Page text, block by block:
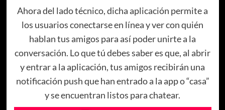
Ahora del lado técnico, dicha aplicación permite a
los usuarios conectarse en línea y ver con quién
hablan tus amigos para así poder unirte a la
conversación. Lo que tú debes saber es que, al abrir
y entrar a la aplicación, tus amigos recibirán una
notificación push que han entrado a la app o “casa”
y se encuentran listos para chatear.